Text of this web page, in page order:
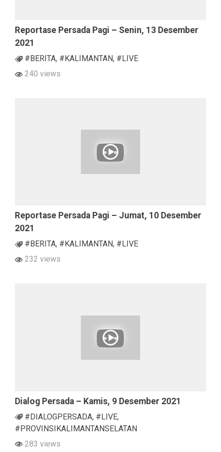
Reportase Persada Pagi – Senin, 13 Desember
2021
#BERITA, #KALIMANTAN, #LIVE
240 views
Reportase Persada Pagi – Jumat, 10 Desember
2021
#BERITA, #KALIMANTAN, #LIVE
232 views
Dialog Persada – Kamis, 9 Desember 2021
#DIALOGPERSADA, #LIVE,
#PROVINSIKALIMANTANSELATAN
283 views